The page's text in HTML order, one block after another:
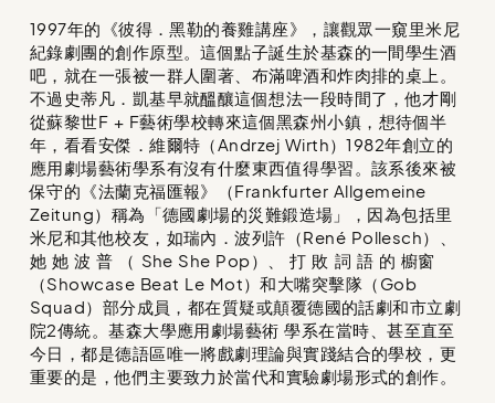
1997年的《彼得．黑勒的養雞講座》，讓觀眾一窺里米尼
紀錄劇團的創作原型。這個點子誕生於基森的一間學生酒
吧，就在一張被一群人圍著、布滿啤酒和炸肉排的桌上。
不過史蒂凡．凱基早就醞釀這個想法一段時間了，他才剛
從蘇黎世F + F藝術學校轉來這個黑森州小鎮，想待個半
年，看看安傑．維爾特（Andrzej Wirth）1982年創立的
應用劇場藝術學系有沒有什麼東西值得學習。該系後來被
保守的《法蘭克福匯報》（Frankfurter Allgemeine
Zeitung）稱為「德國劇場的災難鍛造場」，因為包括里
米尼和其他校友，如瑞內．波列許（René Pollesch）、
她 她 波 普 （ She She Pop）、 打 敗 詞 語 的 櫥窗
（Showcase Beat Le Mot）和大嘴突擊隊（Gob
Squad）部分成員，都在質疑或顛覆德國的話劇和市立劇
院2傳統。基森大學應用劇場藝術 學系在當時、甚至直至
今日，都是德語區唯一將戲劇理論與實踐結合的學校，更
重要的是，他們主要致力於當代和實驗劇場形式的創作。